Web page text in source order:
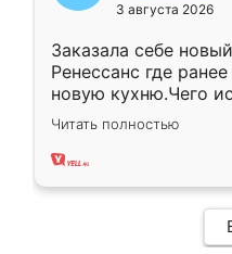
3 августа 2026
Заказала себе
Ренессанс где
новую кухню.Чего
вполне довольна.
два года, нареканий
Читать полностью